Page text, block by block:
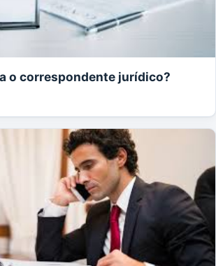
o correspondente jurídico?